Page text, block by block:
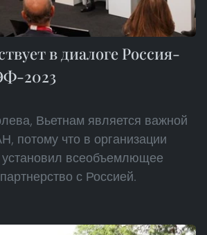
в диалоге Россия-
2023
Вьетнам является важной
потому что в организации
установил всеобъемлющее
с Россией.